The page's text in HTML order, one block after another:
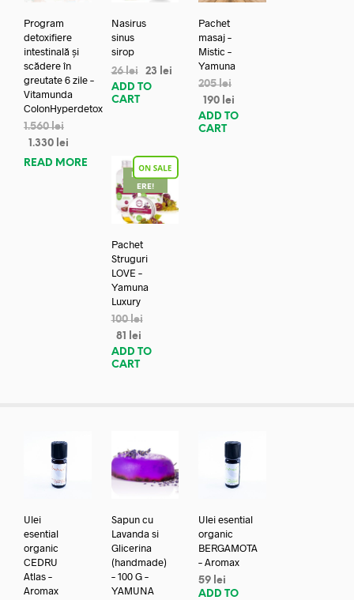
Program
detoxifiere
intestinală și
scădere în
greutate 6 zile –
Vitamunda
ColonHyperdetox
1.560lei
1.330 lei
READ MORE
Nasirus
sinus
sirop
26lei 23
lei
ADD TO
CART
Pachet
masaj –
Mistic –
Yamuna
205lei
190 lei
ADD TO
CART
REDUC
ERE!
Pachet
Struguri
LOVE –
Yamuna
Luxury
100lei
81
lei
ADD TO
CART
Ulei
esential
organic
CEDRU
Atlas –
Aromax
Sapun cu
Lavanda si
Glicerina
(handmade)
– 100 G –
YAMUNA
Ulei esential
organic
BERGAMOTA
– Aromax
59 lei
ADD TO